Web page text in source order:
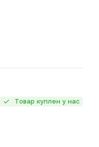
Товар куплен у нас